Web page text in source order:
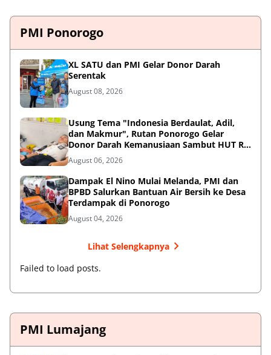
PMI Ponorogo
XL SATU dan PMI Gelar Donor Darah
Serentak
August 08, 2026
Usung Tema "Indonesia Berdaulat, Adil,
dan Makmur", Rutan Ponorogo Gelar
Donor Darah Kemanusiaan Sambut HUT RI
ke-81
August 06, 2026
Dampak El Nino Mulai Melanda, PMI dan
BPBD Salurkan Bantuan Air Bersih ke Desa
Terdampak di Ponorogo
August 04, 2026
Lihat Selengkapnya
Failed to load posts.
PMI Lumajang